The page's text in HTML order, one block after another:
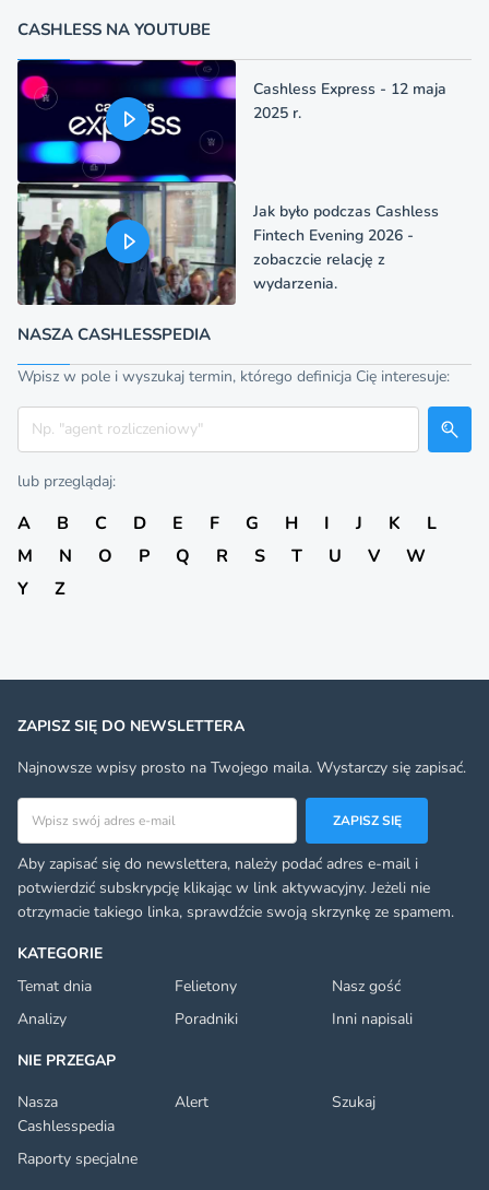
CASHLESS NA YOUTUBE
Cashless Express - 12 maja
2025 r.
Jak było podczas Cashless
Fintech Evening 2026 -
zobaczcie relację z
wydarzenia.
NASZA CASHLESSPEDIA
Wpisz w pole i wyszukaj termin, którego definicja Cię interesuje:
Szukaj
lub przeglądaj:
A B C D E F G H I J K
L
M
N O P Q R S T U V
W
Y
Z
KATEGORIE
Temat dnia
Felietony
Nasz gość
Analizy
Poradniki
Inni napisali
NIE PRZEGAP
Nasza
Cashlesspedia
Alert Szukaj
Raporty specjalne
ZAPISZ SIĘ DO NEWSLETTERA
Najnowsze wpisy prosto na Twojego maila. Wystarczy się zapisać.
Adres email
ZAPISZ SIĘ
Aby zapisać się do newslettera, należy podać adres e-mail i
potwierdzić subskrypcję klikając w link aktywacyjny. Jeżeli nie
otrzymacie takiego linka, sprawdźcie swoją skrzynkę ze spamem.